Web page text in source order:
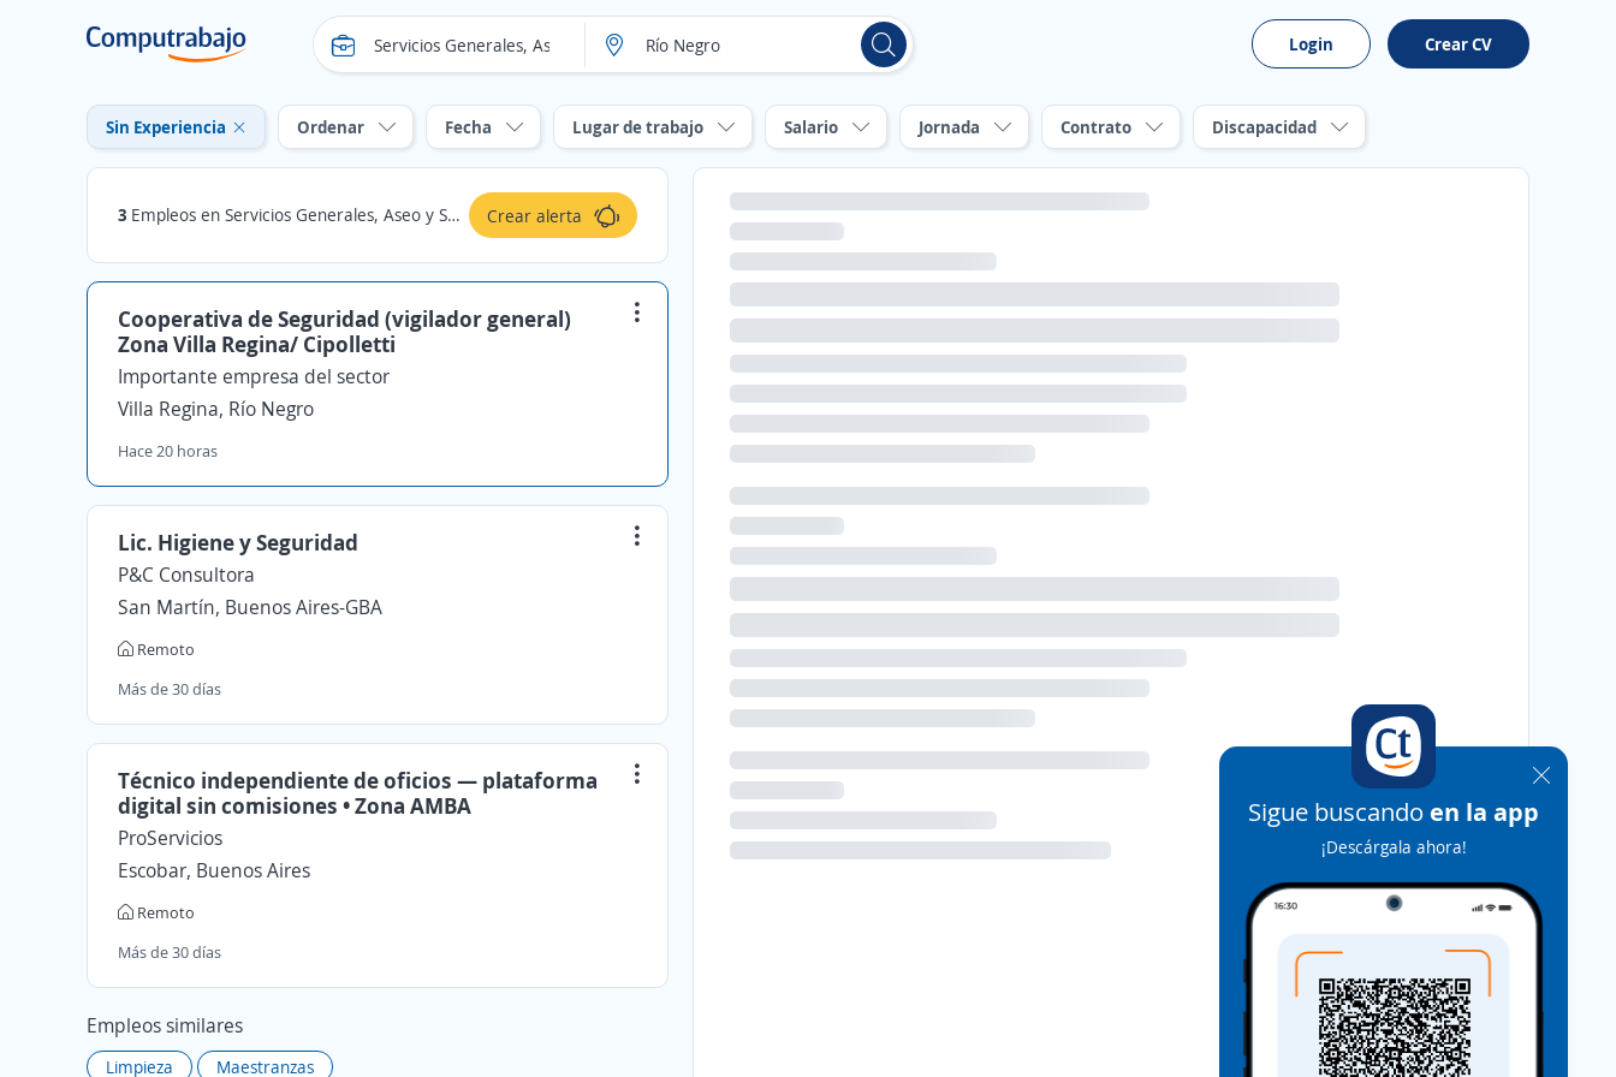
Login Crear CV
Sin Experiencia Ordenar Fecha Lugar de trabajo Salario Jornada Contrato Discapacidad
3 Empleos en Servicios Generales, Aseo y Seguridad sin experiencia en Río Negro Crear alerta
Cooperativa de Seguridad (vigilador general)
Zona Villa Regina/ Cipolletti
Importante empresa del sector
Villa Regina, Río Negro
Hace 20 horas
Lic. Higiene y Seguridad
P&C Consultora
San Martín, Buenos Aires-GBA
Remoto
Más de 30 días
Técnico independiente de oficios — plataforma
digital sin comisiones • Zona AMBA
ProServicios
Escobar, Buenos Aires
Remoto
Más de 30 días
Empleos similares
Limpieza Maestranzas
Sigue buscando en la app
¡Descárgala ahora!